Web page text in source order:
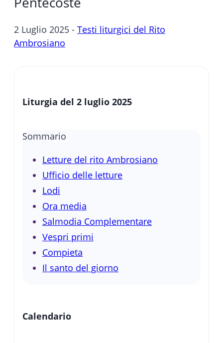
2 Luglio 2025 - Testi liturgici del Rito
Ambrosiano
Liturgia del 2 luglio 2025
Sommario
Letture del rito Ambrosiano
Ufficio delle letture
Lodi
Ora media
Salmodia Complementare
Vespri primi
Compieta
Il santo del giorno
Calendario